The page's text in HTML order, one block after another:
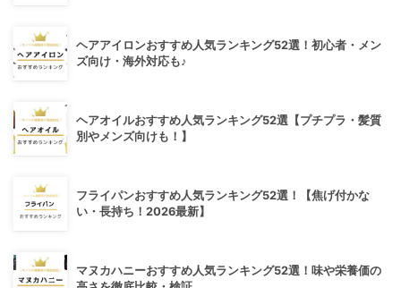
ヘアアイロンおすすめ人気ランキング52選！初心者・メン
ズ向け・海外対応も♪
ヘアオイルおすすめ人気ランキング52選【プチプラ・髪質
別やメンズ向けも！】
フライパンおすすめ人気ランキング52選！【焦げ付かな
い・長持ち！2026最新】
マヌカハニーおすすめ人気ランキング52選！味や栄養価の